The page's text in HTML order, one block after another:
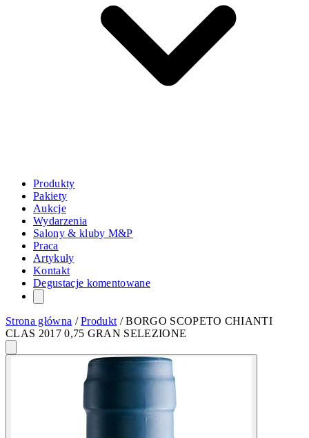
Produkty
Pakiety
Aukcje
Wydarzenia
Salony & kluby M&P
Praca
Artykuły
Kontakt
Degustacje komentowane
Strona główna /Produkt /BORGO SCOPETO CHIANTI
CLAS 2017 0,75 GRAN SELEZIONE